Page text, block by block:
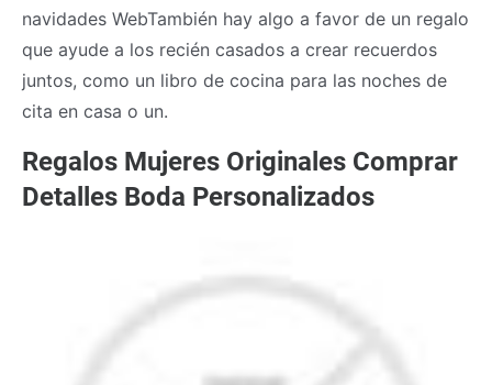
navidades WebTambién hay algo a favor de un regalo
que ayude a los recién casados a crear recuerdos
juntos, como un libro de cocina para las noches de
cita en casa o un.
Regalos Mujeres Originales Comprar
Detalles Boda Personalizados